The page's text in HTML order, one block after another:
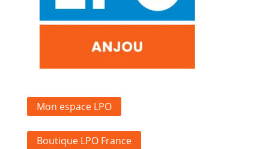
Mon espace LPO
Boutique LPO France